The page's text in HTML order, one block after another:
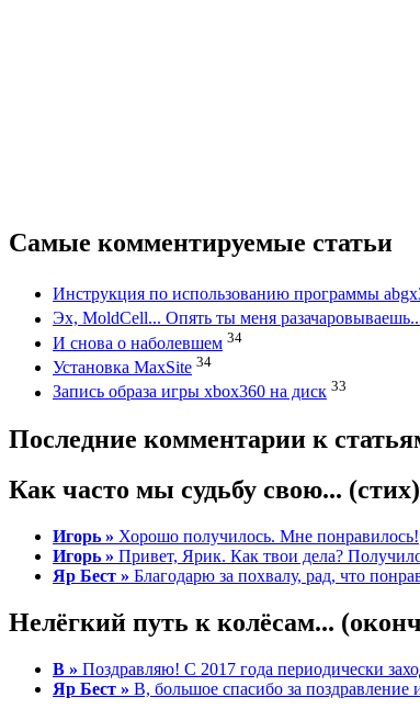
Самые комментируемые статьи
Инструкция по использованию программы
Эх, MoldCell... Опять ты меня
И снова о наболевшем 34
Установка MaxSite 34
Запись образа игры xbox360 на диск 33
Последние комментарии к
Как часто мы судьбу свою... (стих)
Игорь » Хорошо получилось. Мне понравилось!
Игорь » Привет, Ярик. Как твои дела?
Яр Бест » Благодарю за похвалу, рад, что
Нелёгкий путь к колёсам...
В » Поздравляю! С 2017 года периодически
Яр Бест » B, большое спасибо за